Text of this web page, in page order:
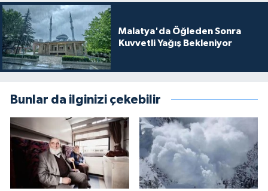
Malatya'da Öğleden Sonra
Kuvvetli Yağış Bekleniyor
Bunlar da ilginizi çekebilir